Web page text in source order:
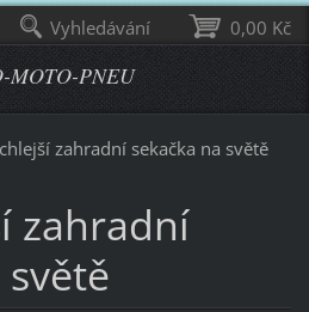
MOTO-PNEU
zahradní sekačka na světě
zahradní
0,00 Kč
Vyhledávání